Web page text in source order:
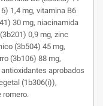
1,4 mg, vitamina B6
30 mg, niacinamida
0,9 mg, zinc
(3b504) 45 mg,
(3b106) 88 mg,
aprobados
(1b306(i)),
romero.